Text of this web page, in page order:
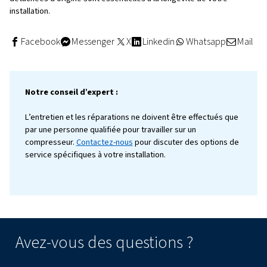
inspections régulières sur les différents composants
des défaillances.
filtrespour garantir un flux d’air propre et éviter toute
Enfin, comme mentionné ci-dessus, il est essentiel
pièces détachées d’origine,qui garantissent la
compatibilité avec votre installation. De cette manière,
installation au hasard ; faites appel à notre équipe
contrats de maintenancepréventive visent à vous aider
les problèmes sous-jacents avant qu’ils ne causent des